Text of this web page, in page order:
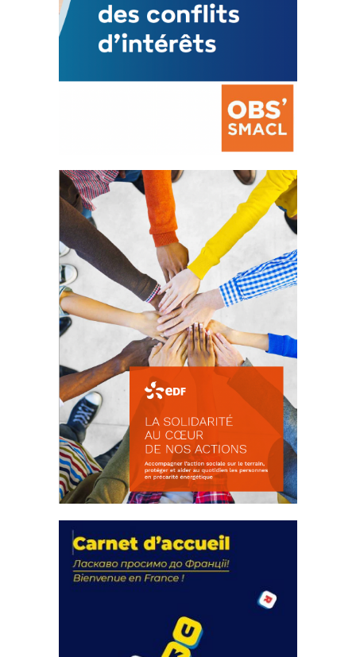
La prévention des conflits
d’intérêts
18 septembre 2023
FEUILLETER
actions
18 septembre 2023
FEUILLETER